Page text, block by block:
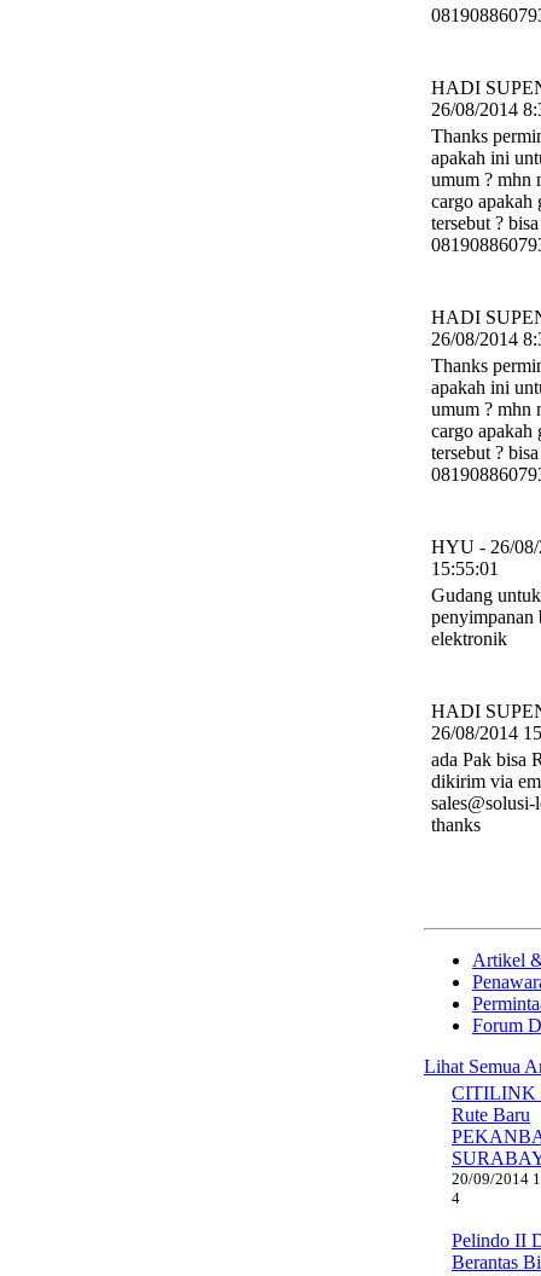
HADI
26/08/2014
Thanks
apakah ini
umum ? mhn
cargo apakah
tersebut ?
HADI
26/08/2014
Thanks
apakah ini
umum ? mhn
cargo apakah
tersebut ?
HYU - 26/08/
15:55:01
Gudang
penyimpanan
elektronik
HADI
26/08/2014
ada Pak bisa
dikirim via
thanks
Artikel
Forum
Lihat Semua
CITILINK
Rute Baru
20/09/2014
4
Pelindo II
Berantas